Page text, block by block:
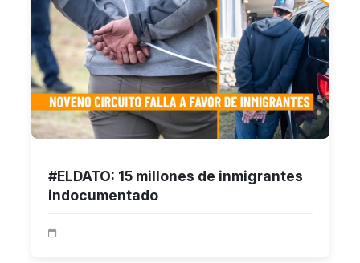
#ELDATO: 15 millones de inmigrantes
indocumentado